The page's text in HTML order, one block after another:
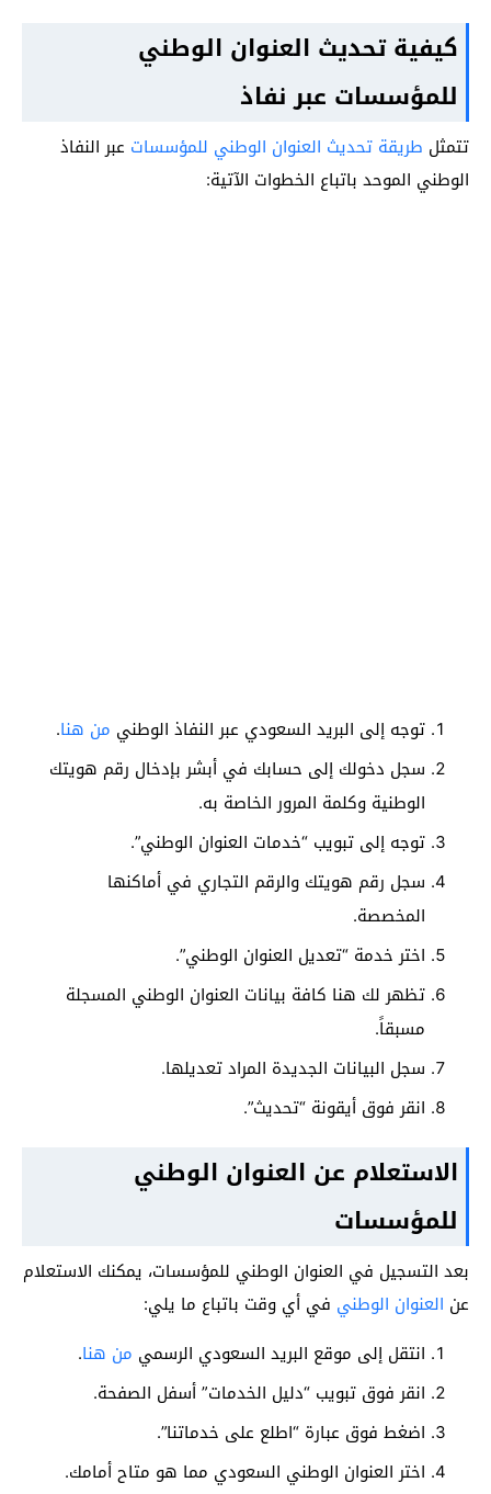
كيفية تحديث العنوان الوطني
للمؤسسات عبر نفاذ
تتمثل طريقة تحديث العنوان الوطني للمؤسسات عبر النفاذ
الوطني الموحد باتباع الخطوات الآتية:
توجه إلى البريد السعودي عبر النفاذ الوطني من هنا.
سجل دخولك إلى حسابك في أبشر بإدخال رقم هويتك
الوطنية وكلمة المرور الخاصة به.
توجه إلى تبويب “خدمات العنوان الوطني”.
سجل رقم هويتك والرقم التجاري في أماكنها
المخصصة.
اختر خدمة “تعديل العنوان الوطني”.
تظهر لك هنا كافة بيانات العنوان الوطني المسجلة
مسبقاً.
سجل البيانات الجديدة المراد تعديلها.
انقر فوق أيقونة “تحديث”.
الاستعلام عن العنوان الوطني
للمؤسسات
بعد التسجيل في العنوان الوطني للمؤسسات، يمكنك الاستعلام
عن العنوان الوطني في أي وقت باتباع ما يلي:
انتقل إلى موقع البريد السعودي الرسمي من هنا.
انقر فوق تبويب “دليل الخدمات” أسفل الصفحة.
اضغط فوق عبارة “اطلع على خدماتنا”.
اختر العنوان الوطني السعودي مما هو متاح أمامك.